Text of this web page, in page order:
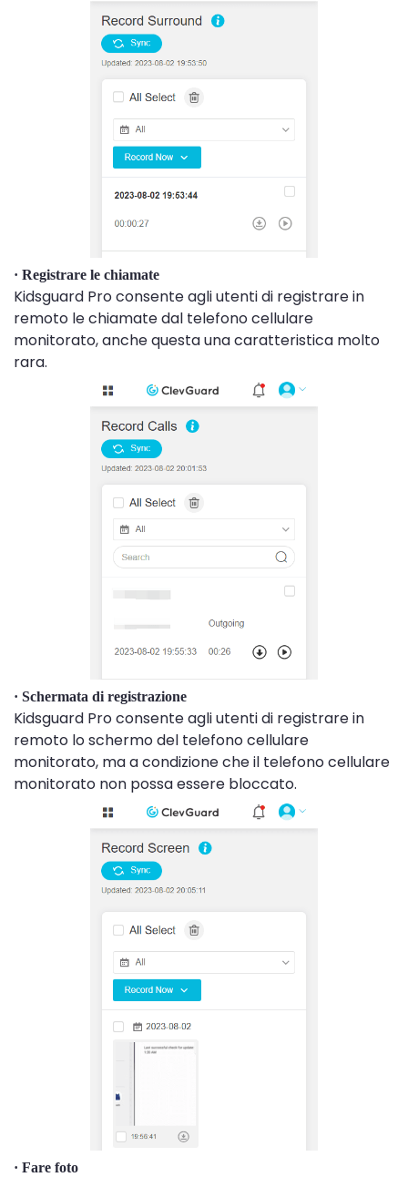
· Registrare le chiamate
Kidsguard Pro consente agli utenti di registrare in
remoto le chiamate dal telefono cellulare
monitorato, anche questa una caratteristica molto
rara.
· Schermata di registrazione
Kidsguard Pro consente agli utenti di registrare in
remoto lo schermo del telefono cellulare
monitorato, ma a condizione che il telefono cellulare
monitorato non possa essere bloccato.
· Fare foto